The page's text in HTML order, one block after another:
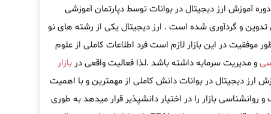
آموزش ارز دیجیتال در بوانات توسط دپارتمان آموزشی
و گردآوری شده است . ارز دیجیتال یکی از رشته های نو
در این بازار لازم است فرد اطلاعات کاملی از علوم
و مدیریت سرمایه داشته باشد .لذا فعالیت واقعی در بازار
ارز دیجیتال در بوانات دانش کاملی از مهمترین و با اهمیت
بازار را در اختیار دانشپذیر قرار میدهد به طوری